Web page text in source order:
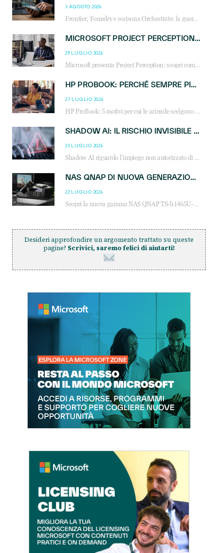
3 AGOSTO 2026
Frontier, Foundry e watsonx Orchestrate: la guerra delle piattaforme AI agent ridisegna il mercato IT. Cosa cambia per reseller, MSP e system integrator.
MICROSOFT PROJECT PERCEPTION: COME GLI AGENTI AI CAMBIERANNO SOC, CYBERSECURITY E SERVIZI MSP
29 LUGLIO 2026
Microsoft presenta Project Perception: scopri come gli agenti AI possono trasformare cybersecurity, SOC e servizi gestiti degli MSP.
HP PROBOOK: PERCHÉ SEMPRE PIÙ AZIENDE SCELGONO NOTEBOOK PROGETTATI PER IL LAVORO MODERNO
27 LUGLIO 2026
HP ProBook: 5 motivi per cui le aziende scelgono i notebook business HP per migliorare produttività, sicurezza e gestione dell’AI.
SHADOW AI: IL RISCHIO INVISIBILE CHE LE AZIENDE POSSONO GOVERNARE
23 LUGLIO 2026
Shadow AI riguardo l’impiego non autorizzato di sistemi AI all’interno dell’azienda. E’ una pratica che si diffonde a partire dai dipendenti fino ai dirigenti e mette a repentaglio la cybersecurity, con costi più elevati per le organizzazioni. Due recenti report illustrano il fenomeno e forniscono dati in merito
NAS QNAP DI NUOVA GENERAZIONE: PIÙ PRESTAZIONI, SCALABILITÀ E PROTEZIONE DEI DATI PER LE INFRASTRUTTURE IT MODERNE
22 LUGLIO 2026
Scopri la nuova gamma NAS QNAP TS-h1465U-RP, TS-h1065eU e TS-h665U: storage aziendale con ZFS, DDR5, E1.S NVMe e connettività 2.5GbE per backup, virtualizzazione e cybersecurity.
Desideri approfondire un argomento trattato su queste
pagine? Scrivici, saremo felici di aiutarti!